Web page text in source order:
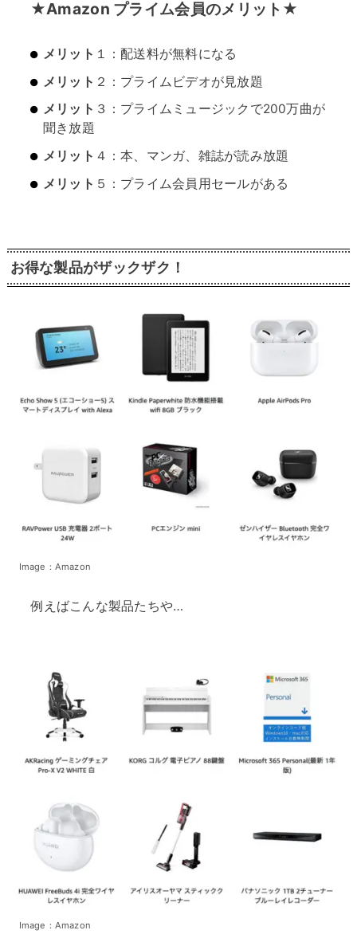
★Amazon プライム会員のメリット★
メリット １：配送料が無料になる
メリット ２：プライムビデオが見放題
メリット ３：プライムミュージックで200万曲が
聞き放題
メリット ４：本、マンガ、雑誌が読み放題
メリット ５：プライム会員用セールがある
お得な製品がザックザク！
Image：Amazon
例えばこんな製品たちや…
Image：Amazon